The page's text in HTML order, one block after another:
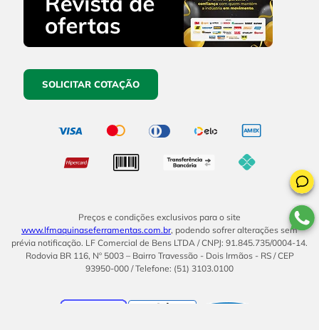
SOLICITAR COTAÇÃO
Preços e condições exclusivos para o site
www.lfmaquinaseferramentas.com.br, podendo sofrer alterações sem
prévia notificação. LF Comercial de Bens LTDA / CNPJ: 91.845.735/0004-14.
Rodovia BR 116, Nº 5003 – Bairro Travessão - Dois Irmãos - RS / CEP
93950-000 / Telefone: (51) 3103.0100